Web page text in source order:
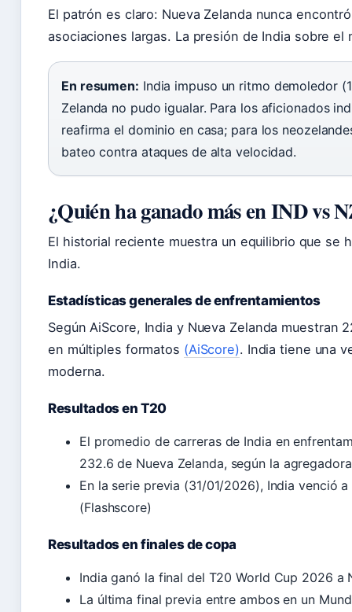
El patrón es claro: Nueva Zelanda nunca
asociaciones largas. La presión de India sobre el
En resumen: India impuso un ritmo demoledor
Zelanda no pudo igualar. Para los aficionados
reafirma el dominio en casa; para los
bateo contra ataques de alta velocidad.
¿Quién ha ganado más en IND vs
El historial reciente muestra un equilibrio que se
India.
Estadísticas generales de enfrentamientos
Según AiScore, India y Nueva Zelanda muestran
en múltiples formatos (AiScore). India tiene una
moderna.
Resultados en T20
El promedio de carreras de India en
232.6 de Nueva Zelanda, según la
En la serie previa (31/01/2026), India venció
(Flashscore)
Resultados en finales de copa
India ganó la final del T20 World Cup 2026 a
La última final previa entre ambos en un